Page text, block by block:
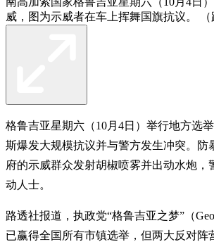
威，图为示威者在车上挥舞国旗抗议。 （
格鲁吉亚星期六（10月4日）举行地方选
斯爆发大规模抗议并与警方发生冲突。防
府的示威群众发射胡椒喷雾并出动水炮，
动人士。
路透社报道，执政党“格鲁吉亚之梦”（
已赢得全国所有市镇选举，但两大反对阵